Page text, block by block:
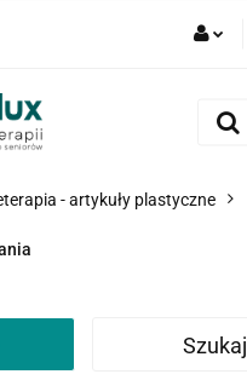
Zarejestruj się
Zgody cookies
- artykuły plastyczne
Szukaj